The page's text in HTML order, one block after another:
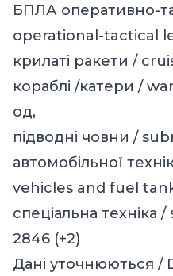
БПЛА оперативно-
operational-tactical
крилаті ракети /
кораблі /катери /
од,
підводні човни /
автомобільної
vehicles and fuel
спеціальна
2846 (+2)
Дані уточнюються /